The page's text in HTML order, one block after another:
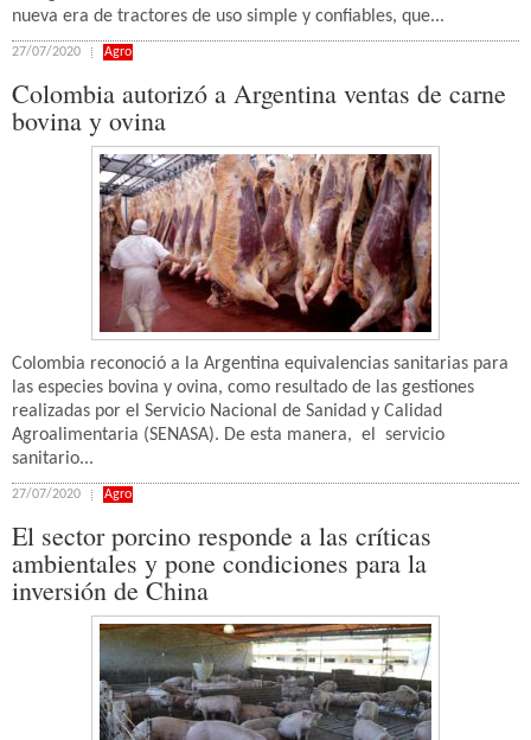
nueva era de tractores de uso simple y confiables, que...
27/07/2020 Agro
Colombia autorizó a Argentina ventas de carne
bovina y ovina
Colombia reconoció a la Argentina equivalencias sanitarias para
las especies bovina y ovina, como resultado de las gestiones
realizadas por el Servicio Nacional de Sanidad y Calidad
Agroalimentaria (SENASA). De esta manera, el servicio
sanitario...
27/07/2020 Agro
El sector porcino responde a las críticas
ambientales y pone condiciones para la
inversión de China